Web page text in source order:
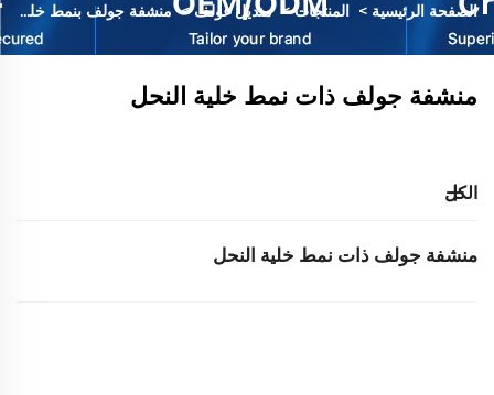
الصفحة الرئيسية > المنتجات>منديل غولف>منشفة جولف بنمط خلية النحل
منشفة جولف ذات نمط خلية النحل
الكل
منشفة جولف ذات نمط خلية النحل